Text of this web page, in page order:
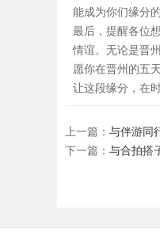
能成为你们缘分
最后，提醒各位
情谊。无论是晋
愿你在晋州的五
让这段缘分，在
上一篇： 与伴游同
下一篇： 与合拍搭